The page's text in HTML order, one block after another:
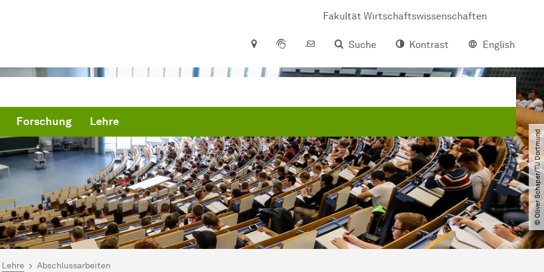
Fakultät Wirtschaftswissenschaften
Suche
Kontrast English
Forschung Lehre
© Oliver Schaper​/​TU Dortmund
hier:
Lehre Abschlussarbeiten